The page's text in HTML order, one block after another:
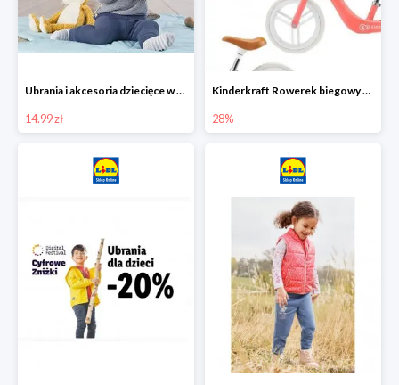
Ubrania i akcesoria dziecięce w Lidlu Online od 14,99 zł
14.99 zł
Kinderkraft Rowerek biegowy Fly
28%